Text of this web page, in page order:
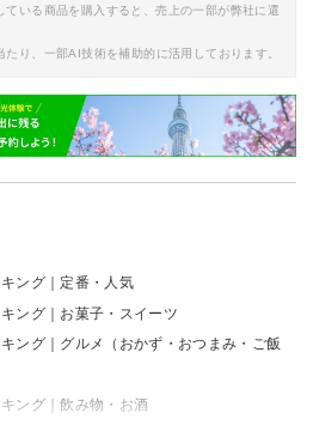
ている商品を購入すると、売上の一部が弊社に還
り、一部AI技術を補助的に活用しております。
ング｜定番・人気
ング｜お菓子・スイーツ
ング｜グルメ（おかず・おつまみ・ご飯
ング｜飲み物・お酒